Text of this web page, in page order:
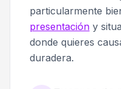
particularmente
presentación y
donde quieres
duradera.